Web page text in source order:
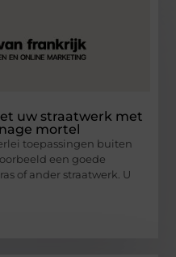
uw straatwerk met
mortel
toepassingen buiten
een goede
of ander straatwerk. U